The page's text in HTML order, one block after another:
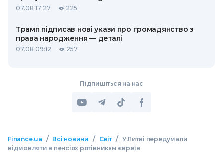
07.08 17:27 225
Трамп підписав нові укази про громадянство з
права народження — деталі
07.08 09:12 257
Підпишіться на нас
Finance.ua / Всі новини / Світ / У Литві передумали
відмовляти в пенсіях рятівникам євреїв